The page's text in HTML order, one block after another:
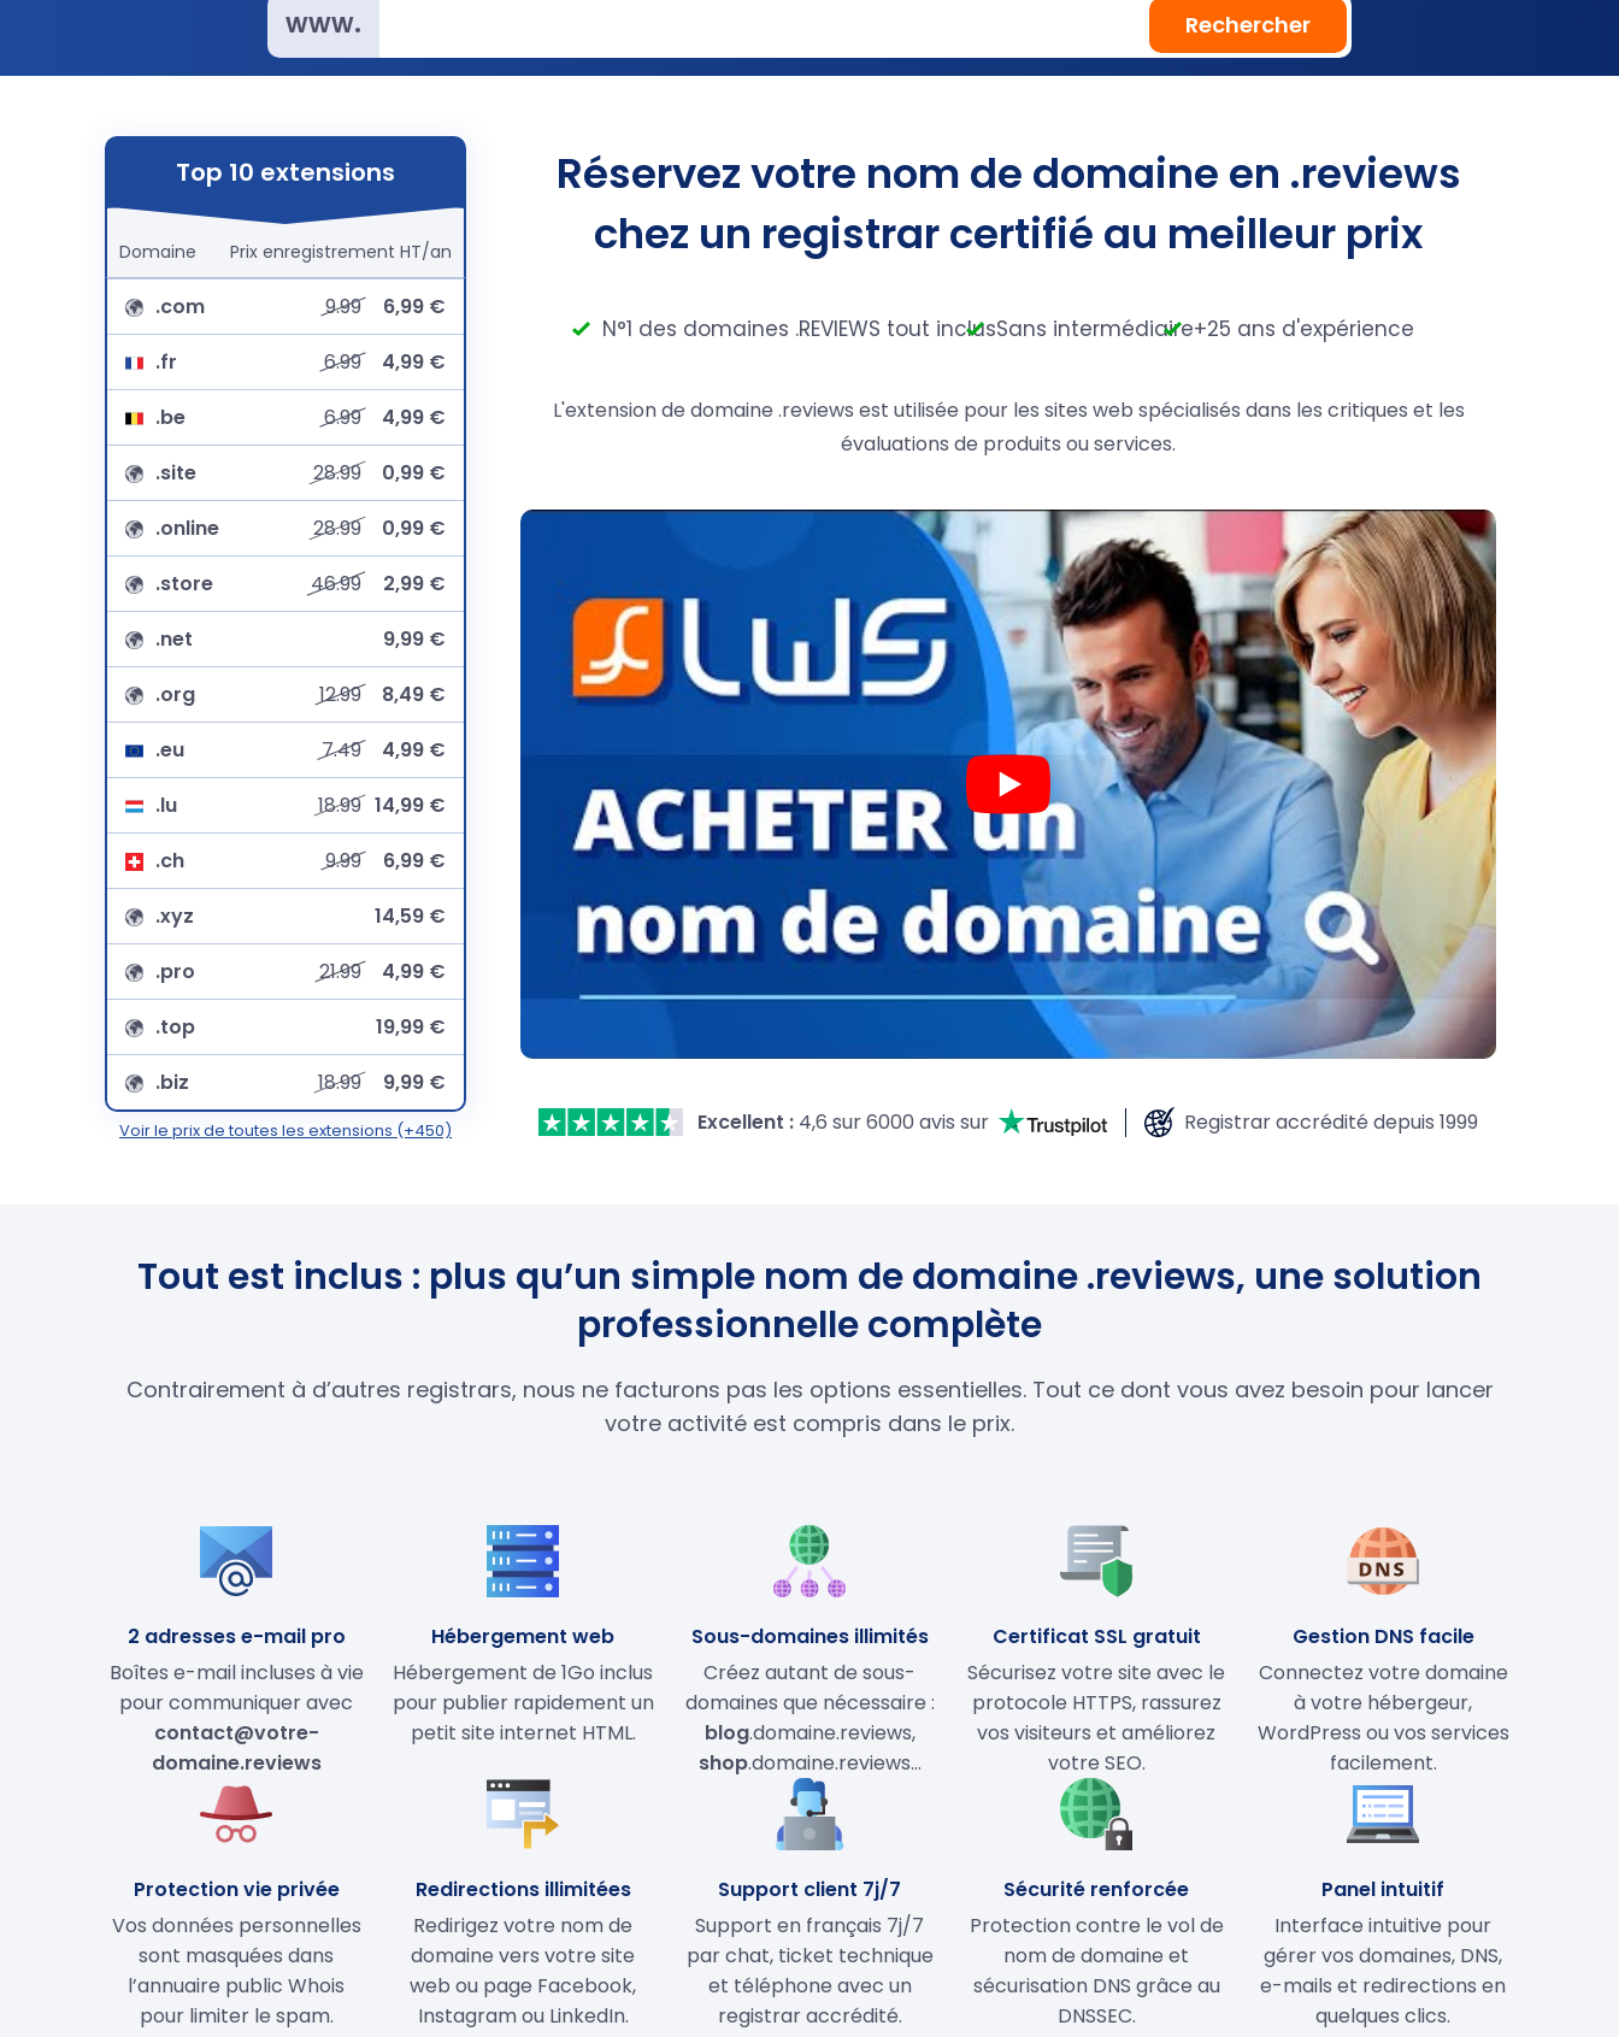
www. Rechercher
Top 10 extensions
Domaine Prix enregistrement HT/an
.com 9.99
6,99 €
.fr
6.99
4,99 €
.be
6.99
4,99 €
.site
28.99
0,99 €
.online
28.99
0,99 €
.store
46.99
2,99 €
.net
9,99 €
.org
12.99
8,49 €
.eu
7.49
4,99 €
.lu
18.99 14,99 €
.ch
9.99
6,99 €
.xyz
14,59 €
.pro
21.99
4,99 €
.top
19,99 €
.biz
18.99 9,99 €
Voir le prix de toutes les extensions (+450)
Réservez votre nom de domaine en .reviews
chez un registrar certifié au meilleur prix
N°1 des domaines .REVIEWS tout inclusSans intermédiaire+25 ans d'expérience
L'extension de domaine .reviews est utilisée pour les sites web spécialisés dans les critiques et les
évaluations de produits ou services.
Excellent : 4,6 sur 6000 avis sur Registrar accrédité depuis 1999
Tout est inclus : plus qu’un simple nom de domaine .reviews, une solution
professionnelle complète
Contrairement à d’autres registrars, nous ne facturons pas les options essentielles. Tout ce dont vous avez besoin pour lancer
votre activité est compris dans le prix.
2 adresses e-mail pro
Boîtes e-mail incluses à vie
pour communiquer avec
contact@votre-
domaine.reviews
Hébergement web
Hébergement de 1Go inclus
pour publier rapidement un
petit site internet HTML.
Sous-domaines illimités
Créez autant de sous-
domaines que nécessaire :
blog.domaine.reviews,
shop.domaine.reviews…
Certificat SSL gratuit
Sécurisez votre site avec le
protocole HTTPS, rassurez
vos visiteurs et améliorez
votre SEO.
Gestion DNS facile
Connectez votre domaine
à votre hébergeur,
WordPress ou vos services
facilement.
Protection vie privée
Vos données personnelles
sont masquées dans
l’annuaire public Whois
pour limiter le spam.
Redirections illimitées
Redirigez votre nom de
domaine vers votre site
web ou page Facebook,
Instagram ou LinkedIn.
Support client 7j/7
Support en français 7j/7
par chat, ticket technique
et téléphone avec un
registrar accrédité.
Sécurité renforcée
Protection contre le vol de
nom de domaine et
sécurisation DNS grâce au
DNSSEC.
Panel intuitif
Interface intuitive pour
gérer vos domaines, DNS,
e-mails et redirections en
quelques clics.